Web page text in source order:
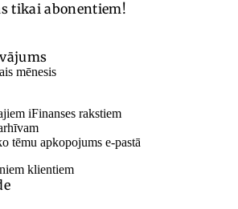
tikai abonentiem!
mēnesis
iFinanses rakstiem
tēmu apkopojums e-pastā
klientiem